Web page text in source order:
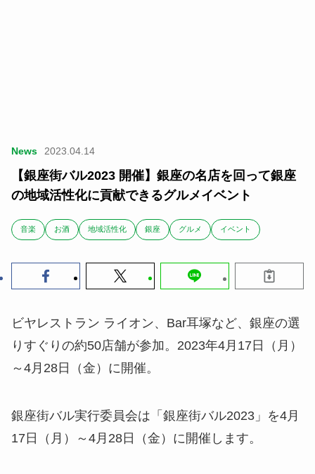
News 2023.04.14
【銀座街バル2023 開催】銀座の名店を回って銀座
の地域活性化に貢献できるグルメイベント
音楽 お酒 地域活性化 銀座 グルメ イベント
ビヤレストラン ライオン、Bar耳塚など、銀座の選
りすぐりの約50店舗が参加。2023年4月17日（月）
～4月28日（金）に開催。
銀座街バル実行委員会は「銀座街バル2023」を4月
17日（月）～4月28日（金）に開催します。